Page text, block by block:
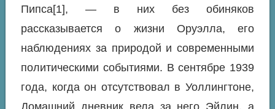
Пипса[1], — в них без обиняков
рассказывается о жизни Оруэлла, его
наблюдениях за природой и современными
политическими событиями. В сентябре 1939
года, когда он отсутствовал в Уоллингтоне,
Домашний дневник вела за него Эйлин, а